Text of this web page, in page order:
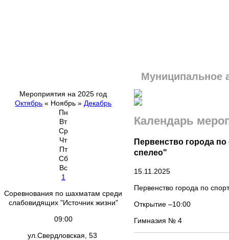
Муниципальное
Мероприятия на 2025 год
Октябрь « Ноябрь » Декабрь
Пн
Вт
Ср
Чт
Пт
Сб
Вс
1
Соревнования по шахматам среди
слабовидящих "Источник жизни"
09:00
ул.Свердловская, 53
Календарь
Первенство города
спелео"
15.11.2025
Первенство города по
Открытие –10:00
Гимназия № 4